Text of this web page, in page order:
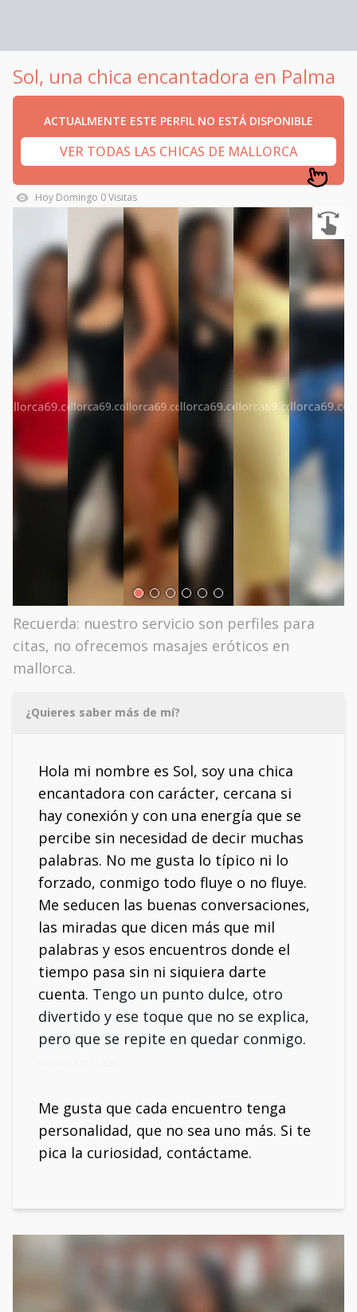
Sol, una chica encantadora en Palma
ACTUALMENTE ESTE PERFIL NO ESTÁ DISPONIBLE
VER TODAS LAS CHICAS DE MALLORCA
Hoy Domingo 0Visitas
Recuerda: nuestro servicio son perfiles para
citas, no ofrecemos masajes eróticos en
mallorca.
¿Quieres saber más de mí?
Hola mi nombre es Sol, soy una chica
encantadora con carácter, cercana si
hay conexión y con una energía que se
percibe sin necesidad de decir muchas
palabras. No me gusta lo típico ni lo
forzado, conmigo todo fluye o no fluye.
Me seducen las buenas conversaciones,
las miradas que dicen más que mil
palabras y esos encuentros donde el
tiempo pasa sin ni siquiera darte
cuenta. Tengo un punto dulce, otro
divertido y ese toque que no se explica,
pero que se repite en quedar conmigo.
Me gusta que cada encuentro tenga
personalidad, que no sea uno más. Si te
pica la curiosidad, contáctame.